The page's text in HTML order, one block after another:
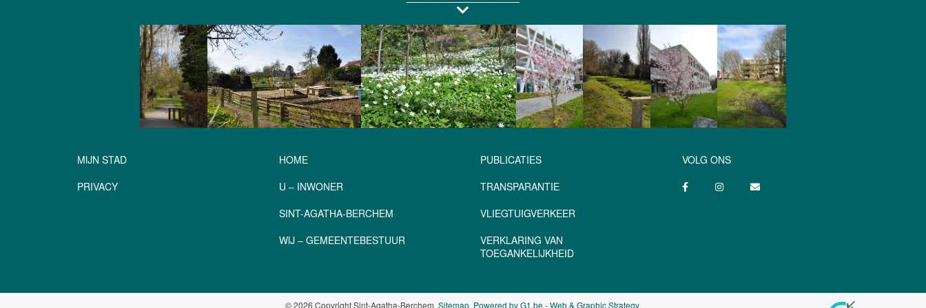
MIJN STAD
PRIVACY
HOME
U – INWONER
SINT-AGATHA-BERCHEM
WIJ – GEMEENTEBESTUUR
PUBLICATIES
TRANSPARANTIE
VLIEGTUIGVERKEER
VERKLARING VAN
TOEGANKELIJKHEID
VOLG ONS
© 2026 Copyright Sint-Agatha-Berchem. Sitemap. Powered by G1.be - Web & Graphic Strategy.